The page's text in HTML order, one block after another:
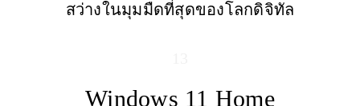
สว่างในมุมมืดที่สุดของโลกดิจิทัล
Windows 11 Home